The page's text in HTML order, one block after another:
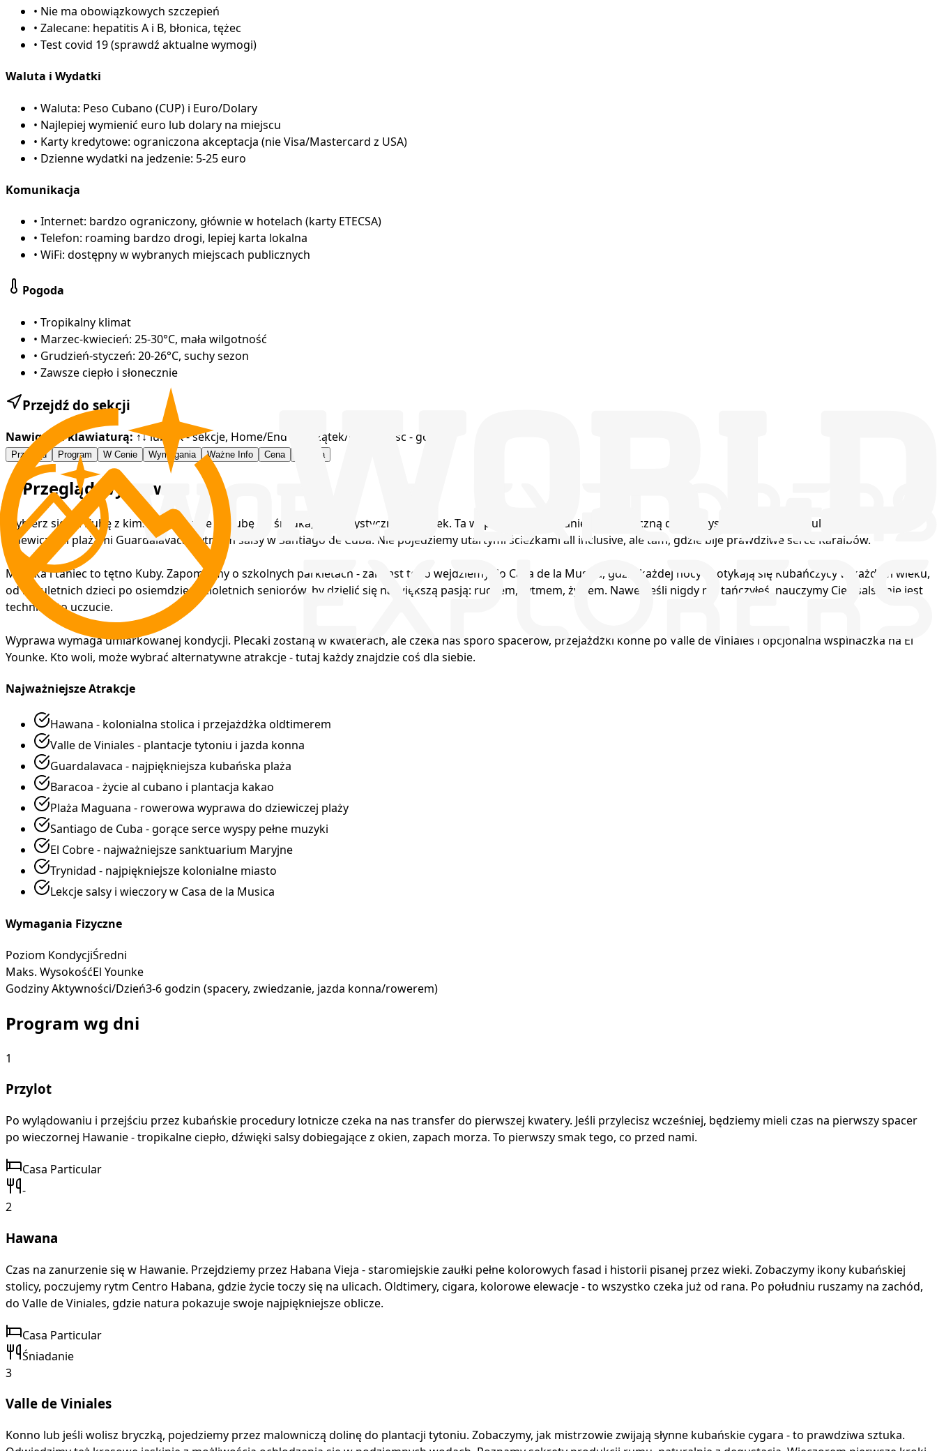
• Nie ma obowiązkowych szczepień
• Zalecane: hepatitis A i B, błonica, tężec
• Test covid 19 (sprawdź aktualne wymogi)
Waluta i Wydatki
• Waluta: Peso Cubano (CUP) i Euro/Dolary
• Najlepiej wymienić euro lub dolary na miejscu
• Karty kredytowe: ograniczona akceptacja (nie Visa/Mastercard z USA)
• Dzienne wydatki na jedzenie: 5-25 euro
Komunikacja
• Internet: bardzo ograniczony, głównie w hotelach (karty ETECSA)
• Telefon: roaming bardzo drogi, lepiej karta lokalna
• WiFi: dostępny w wybranych miejscach publicznych
Pogoda
• Tropikalny klimat
• Marzec-kwiecień: 25-30°C, mała wilgotność
• Grudzień-styczeń: 20-26°C, suchy sezon
• Zawsze ciepło i słonecznie
Przejdź do sekcji
Nawigacja klawiaturą:↑↓ lub J/K - sekcje, Home/End - początek/koniec, Esc - góra
Przegląd Program W Cenie Wymagania Ważne Info Cena Galeria
Przegląd Wyprawy
Wybierz się na Kubę z kimś, kto pokaże Ci Kubę od środka, bez turystycznych masek. Ta wyprawa to spotkanie z autentyczną duszą wyspy - kolonialnymi uliczkami Hawany,
dziewiczymi plażami Guardalavaca, rytmem salsy w Santiago de Cuba. Nie pojedziemy utartymi ścieżkami all inclusive, ale tam, gdzie bije prawdziwe serce Karaibów.
Muzyka i taniec to tętno Kuby. Zapomnimy o szkolnych parkietach - zamiast tego wejdziemy do Casa de la Musica, gdzie każdej nocy spotykają się Kubańczycy w każdym wieku,
od kilkuletnich dzieci po osiemdziesięcioletnich seniorów, by dzielić się największą pasją: ruchem, rytmem, życiem. Nawet jeśli nigdy nie tańczyłeś, nauczymy Cię - salsa nie jest
techniką, to uczucie.
Wyprawa wymaga umiarkowanej kondycji. Plecaki zostaną w kwaterach, ale czeka nas sporo spacerów, przejażdżki konne po Valle de Viniales i opcjonalna wspinaczka na El
Younke. Kto woli, może wybrać alternatywne atrakcje - tutaj każdy znajdzie coś dla siebie.
Najważniejsze Atrakcje
Hawana - kolonialna stolica i przejażdżka oldtimerem
Valle de Viniales - plantacje tytoniu i jazda konna
Guardalavaca - najpiękniejsza kubańska plaża
Baracoa - życie al cubano i plantacja kakao
Plaża Maguana - rowerowa wyprawa do dziewiczej plaży
Santiago de Cuba - gorące serce wyspy pełne muzyki
El Cobre - najważniejsze sanktuarium Maryjne
Trynidad - najpiękniejsze kolonialne miasto
Lekcje salsy i wieczory w Casa de la Musica
Wymagania Fizyczne
Poziom KondycjiŚredni
Maks. WysokośćEl Younke
Godziny Aktywności/Dzień3-6 godzin (spacery, zwiedzanie, jazda konna/rowerem)
Program wg dni
1
Przylot
Po wylądowaniu i przejściu przez kubańskie procedury lotnicze czeka na nas transfer do pierwszej kwatery. Jeśli przylecisz wcześniej, będziemy mieli czas na pierwszy spacer
po wieczornej Hawanie - tropikalne ciepło, dźwięki salsy dobiegające z okien, zapach morza. To pierwszy smak tego, co przed nami.
Casa Particular
-
2
Hawana
Czas na zanurzenie się w Hawanie. Przejdziemy przez Habana Vieja - staromiejskie zaułki pełne kolorowych fasad i historii pisanej przez wieki. Zobaczymy ikony kubańskiej
stolicy, poczujemy rytm Centro Habana, gdzie życie toczy się na ulicach. Oldtimery, cigara, kolorowe elewacje - to wszystko czeka już od rana. Po południu ruszamy na zachód,
do Valle de Viniales, gdzie natura pokazuje swoje najpiękniejsze oblicze.
Casa Particular
Śniadanie
3
Valle de Viniales
Konno lub jeśli wolisz bryczką, pojedziemy przez malowniczą dolinę do plantacji tytoniu. Zobaczymy, jak mistrzowie zwijają słynne kubańskie cygara - to prawdziwa sztuka.